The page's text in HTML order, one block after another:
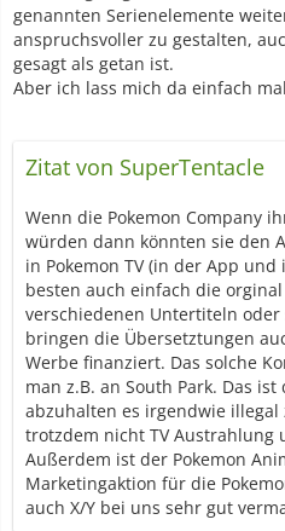
genannten Serienelemente
anspruchsvoller zu gestalten,
gesagt als getan ist.
Aber ich lass mich da einfach
Zitat von SuperTentacle
Wenn die Pokemon Company
würden dann könnten sie den
in Pokemon TV (in der App
besten auch einfach die
verschiedenen Untertiteln
bringen die Übersetztungen
Werbe finanziert. Das solche
man z.B. an South Park. Das
abzuhalten es irgendwie
trotzdem nicht TV Austrahlung
Außerdem ist der Pokemon
Marketingaktion für die
auch X/Y bei uns sehr gut